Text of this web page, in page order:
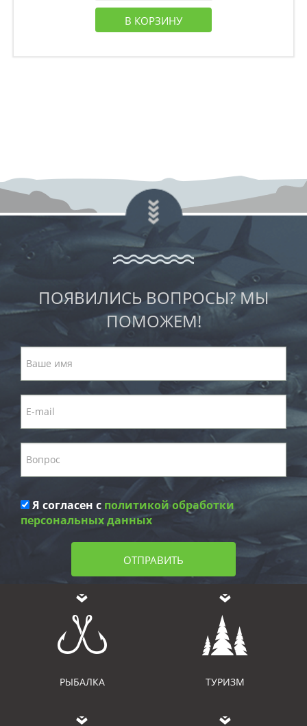
В КОРЗИНУ
ПОЯВИЛИСЬ ВОПРОСЫ? МЫ
ПОМОЖЕМ!
Я согласен с политикой обработки
персональных данных
ОТПРАВИТЬ
РЫБАЛКА ТУРИЗМ